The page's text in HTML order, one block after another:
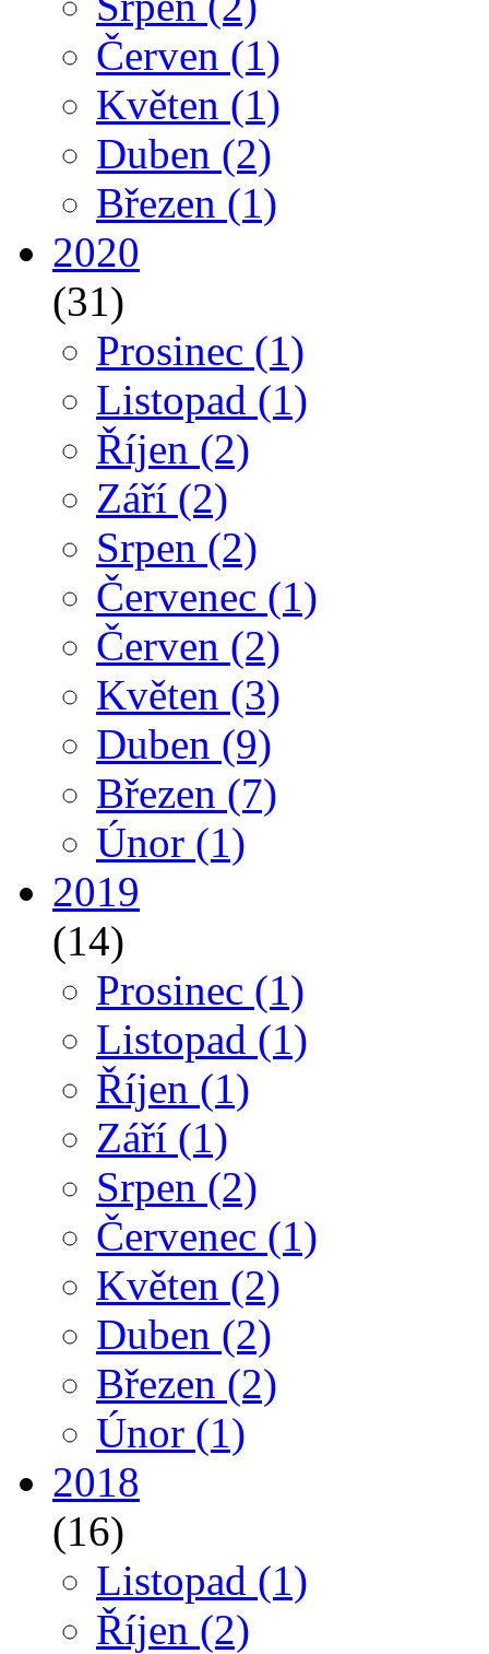
Červen (1)
Květen (1)
Duben (2)
Březen (1)
2020
(31)
Prosinec (1)
Listopad (1)
Říjen (2)
Září (2)
Srpen (2)
Červenec (1)
Červen (2)
Květen (3)
Duben (9)
Březen (7)
Únor (1)
2019
(14)
Prosinec (1)
Listopad (1)
Říjen (1)
Září (1)
Srpen (2)
Červenec (1)
Květen (2)
Duben (2)
Březen (2)
Únor (1)
2018
(16)
Listopad (1)
Říjen (2)